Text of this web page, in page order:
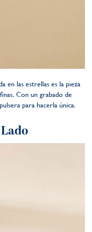
en las estrellas es la pieza
Con un grabado de
para hacerla única.